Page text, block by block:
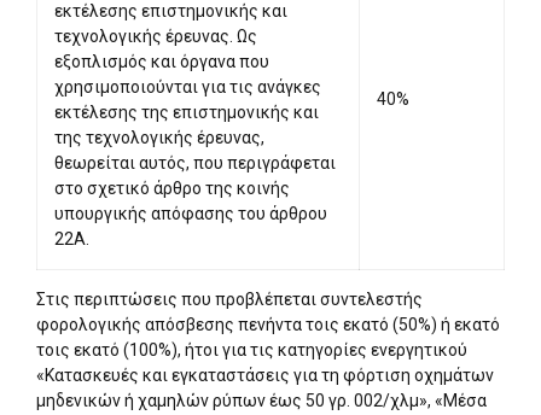
εκτέλεσης επιστημονικής και
τεχνολογικής έρευνας. Ως
εξοπλισμός και όργανα που
χρησιμοποιούνται για τις ανάγκες
εκτέλεσης της επιστημονικής και
της τεχνολογικής έρευνας,
θεωρείται αυτός, που περιγράφεται
στο σχετικό άρθρο της κοινής
υπουργικής απόφασης του άρθρου
22Α.
40%
Στις περιπτώσεις που προβλέπεται συντελεστής
φορολογικής απόσβεσης πενήντα τοις εκατό (50%) ή εκατό
τοις εκατό (100%), ήτοι για τις κατηγορίες ενεργητικού
«Κατασκευές και εγκαταστάσεις για τη φόρτιση οχημάτων
μηδενικών ή χαμηλών ρύπων έως 50 γρ. 002/χλμ», «Μέσα